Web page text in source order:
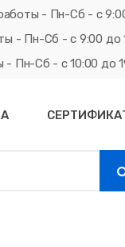
- Пн-Сб - с
Пн-Сб - с 9:00 до
Сб - с 10:00 до